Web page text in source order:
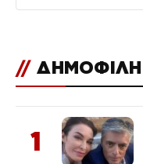
// ΔΗΜΟΦΙΛΗ
1